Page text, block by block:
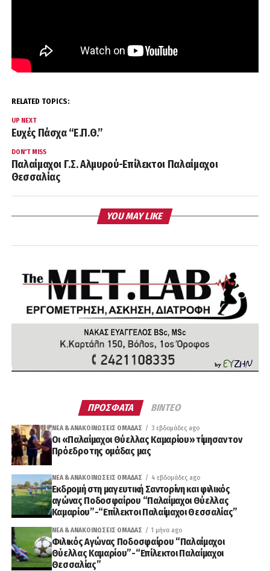
RELATED TOPICS:
UP NEXT
Ευχές Πάσχα “Ε.Π.Θ.”
DON'T MISS
Παλαίμαχοι Γ.Σ. Αλμυρού-Επίλεκτοι Παλαίμαχοι
Θεσσαλίας
YOU MAY LIKE
ΠΡΟΣΦΑΤΑ ΒΙΝΤΕΟ
ΝΈΑ & ΑΝΑΚΟΙΝΏΣΕΙΣ ΟΜΆΔΑΣ 3 εβδομάδες ago
Οι «Παλαίμαχοι Θύελλας Καμαρίου» τίμησαν τον
Πρόεδρο της ομάδας μας
ΝΈΑ & ΑΝΑΚΟΙΝΏΣΕΙΣ ΟΜΆΔΑΣ 4 εβδομάδες ago
Εκδρομή στη μαγευτική Σαντορίνη και φιλικός
αγώνας Ποδοσφαίρου “Παλαίμαχοι Θύελλας
Καμαρίου”-“Επίλεκτοι Παλαίμαχοι Θεσσαλίας”
ΝΈΑ & ΑΝΑΚΟΙΝΏΣΕΙΣ ΟΜΆΔΑΣ 1 μήνα ago
Φιλικός Αγώνας Ποδοσφαίρου “Παλαίμαχοι
Θύελλας Καμαρίου”-“Επίλεκτοι Παλαίμαχοι
Θεσσαλίας”